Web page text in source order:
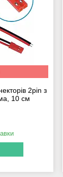
2pin з
10 см